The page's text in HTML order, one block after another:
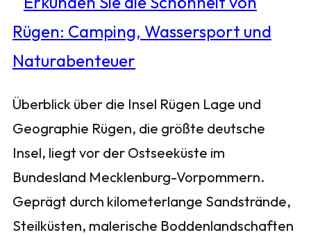
Überblick über die Insel Rügen Lage und
Geographie Rügen, die größte deutsche
Insel, liegt vor der Ostseeküste im
Bundesland Mecklenburg-Vorpommern.
Geprägt durch kilometerlange Sandstrände,
Steilküsten, malerische Boddenlandschaften